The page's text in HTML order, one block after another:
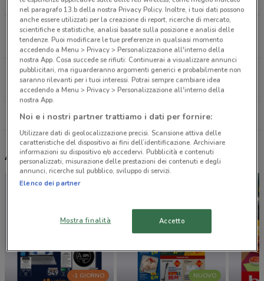
Corso Racconigi, 135/B Torino
6.2 km
CHIUSO
Corso Peschiera, 172/E Torino
6.5 km
CHIUSO
Tutti i negozi Crédit Agricole
Altri volantini nelle vicinanze
-1 GIORNO NUOVO
nel paragrafo 13.b della nostra Privacy Policy. Inoltre, i tuoi dati possono
anche essere utilizzati per la creazione di report, ricerche di mercato,
scientifiche e statistiche, analisi basate sulla posizione e analisi delle
tendenze. Puoi modificare le tue preferenze in qualsiasi momento
accedendo a Menu > Privacy > Personalizzazione all'interno della
nostra App. Cosa succede se rifiuti: Continuerai a visualizzare annunci
pubblicitari, ma riguarderanno argomenti generici e probabilmente non
saranno rilevanti per i tuoi interessi. Potrai sempre cambiare idea
accedendo a Menu > Privacy > Personalizzazione all'interno della
nostra App.
Noi e i nostri partner trattiamo i dati per fornire:
Utilizzare dati di geolocalizzazione precisi. Scansione attiva delle
caratteristiche del dispositivo ai fini dell’identificazione. Archiviare
informazioni su dispositivo e/o accedervi. Pubblicità e contenuti
personalizzati, misurazione delle prestazioni dei contenuti e degli
annunci, ricerche sul pubblico, sviluppo di servizi.
Elenco dei partner
Mostra finalità Accetto